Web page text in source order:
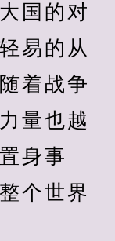
国的对
易的从
着战争
量也越
身事
个世界